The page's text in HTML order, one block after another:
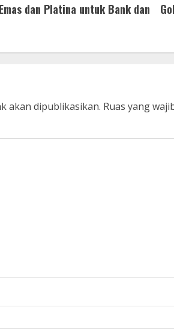
dan Platina untuk Bank dan
akan dipublikasikan. Ruas yang